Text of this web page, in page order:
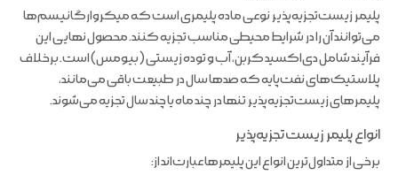
پلیمر زیست‌تجزیه‌پذیر نوعی ماده پلیمری است که میکروارگانیسم‌ها
می‌توانند آن را در شرایط محیطی مناسب تجزیه کنند. محصول نهایی این
فرآیند شامل دی‌اکسید کربن، آب و توده زیستی (بیومس) است. برخلاف
پلاستیک‌های نفت‌پایه که صدها سال در طبیعت باقی می‌مانند،
پلیمرهای زیست‌تجزیه‌پذیر تنها در چند ماه یا چند سال تجزیه می‌شوند.
انواع پلیمر زیست‌تجزیه‌پذیر
برخی از متداول‌ترین انواع این پلیمرها عبارت‌اند از: